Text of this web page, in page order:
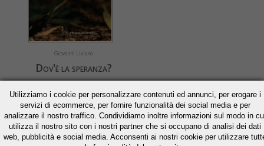
Giovanni Liviano
Dov'è la speranza?
€ 15,90 € 15,11
» Acquista
Utilizziamo i cookie per personalizzare contenuti ed annunci, per erogare i
servizi di ecommerce, per fornire funzionalità dei social media e per
analizzare il nostro traffico. Condividiamo inoltre informazioni sul modo in
utilizza il nostro sito con i nostri partner che si occupano di analisi dei dati
web, pubblicità e social media. Acconsenti ai nostri cookie per utilizzare